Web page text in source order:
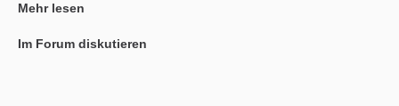
Mehr lesen
Im Forum diskutieren